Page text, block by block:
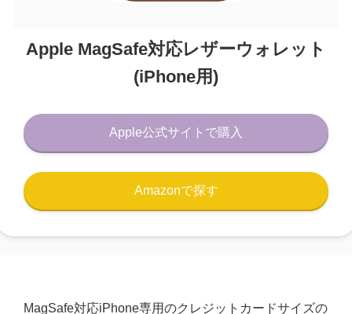
Apple MagSafe対応レザーウォレット
(iPhone用)
Apple公式サイトで購入
Amazonで探す
MagSafe対応iPhone専用のクレジットカードサイズの